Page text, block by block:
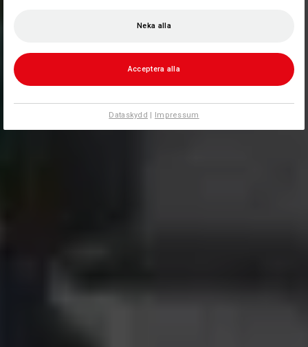
Neka alla
Acceptera alla
Dataskydd | Impressum